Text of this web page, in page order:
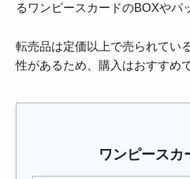
るワンピースカードのBOXやパ
転売品は定価以上で売られてい
性があるため、購入はおすすめ
ワンピースカ